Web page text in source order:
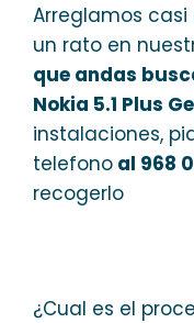
Arreglamos
un rato en
que andas
Nokia 5.1 Plus
instalaciones,
telefono al 968
recogerlo
¿Cual es el